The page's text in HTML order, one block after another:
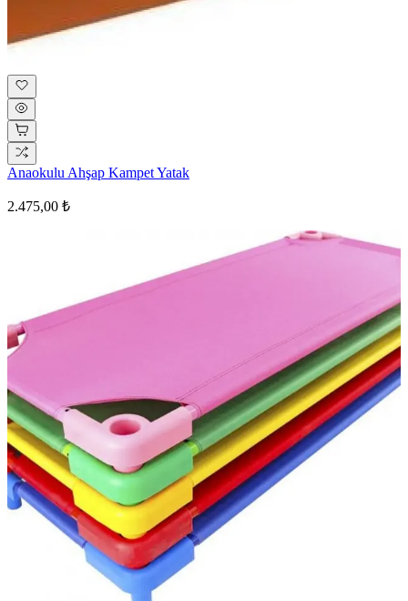
Anaokulu Ahşap Kampet Yatak
2.475,00 ₺